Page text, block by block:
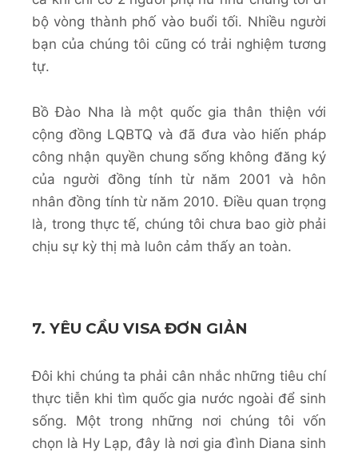
bộ vòng thành phố vào buổi tối. Nhiều người
bạn của chúng tôi cũng có trải nghiệm tương
tự.
Bồ Đào Nha là một quốc gia thân thiện với
cộng đồng LQBTQ và đã đưa vào hiến pháp
công nhận quyền chung sống không đăng ký
của người đồng tính từ năm 2001 và hôn
nhân đồng tính từ năm 2010. Điều quan trọng
là, trong thực tế, chúng tôi chưa bao giờ phải
chịu sự kỳ thị mà luôn cảm thấy an toàn.
7. YÊU CẦU VISA ĐƠN GIẢN
Đôi khi chúng ta phải cân nhắc những tiêu chí
thực tiễn khi tìm quốc gia nước ngoài để sinh
sống. Một trong những nơi chúng tôi vốn
chọn là Hy Lạp, đây là nơi gia đình Diana sinh